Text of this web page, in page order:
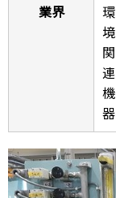
業界
環
境
関
連
機
器